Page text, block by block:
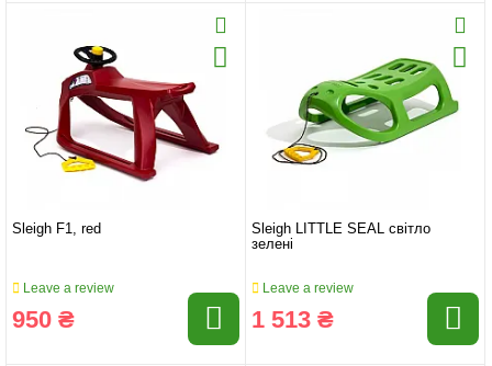
Sleigh F1, red
Leave a review
950 ₴
Sleigh LITTLE SEAL cвітло
зелені
Leave a review
1 513 ₴